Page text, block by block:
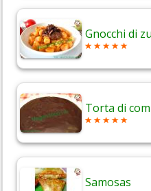
Gnocchi di
Torta di
Samosas